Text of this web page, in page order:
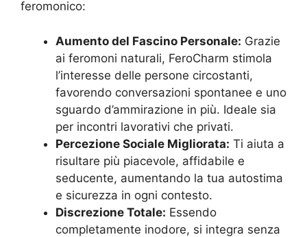
feromonico:
Aumento del Fascino Personale: Grazie
ai feromoni naturali, FeroCharm stimola
l’interesse delle persone circostanti,
favorendo conversazioni spontanee e uno
sguardo d’ammirazione in più. Ideale sia
per incontri lavorativi che privati.
Percezione Sociale Migliorata: Ti aiuta a
risultare più piacevole, affidabile e
seducente, aumentando la tua autostima
e sicurezza in ogni contesto.
Discrezione Totale: Essendo
completamente inodore, si integra senza